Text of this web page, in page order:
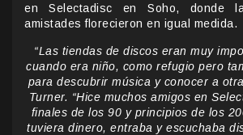
en Selectadisc en Soho, donde
amistades florecieron en igual medida.
“Las tiendas de discos eran muy
cuando era niño, como refugio pero
para descubrir música y conocer a
Turner. “Hice muchos amigos en
finales de los 90 y principios de los
tuviera dinero, entraba y escuchaba